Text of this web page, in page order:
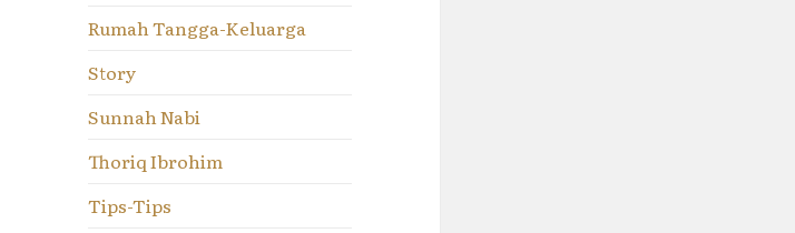
Rumah Tangga-Keluarga
Story
Sunnah Nabi
Thoriq Ibrohim
Tips-Tips